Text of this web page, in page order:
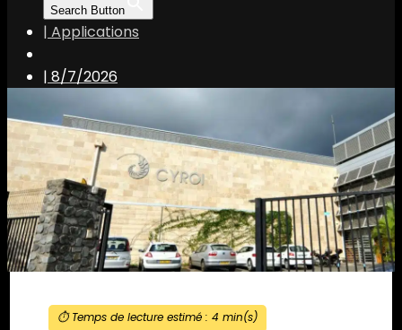
Search Button
| Applications
| 8/7/2026
⏱️ Temps de lecture estimé : 4 min(s)